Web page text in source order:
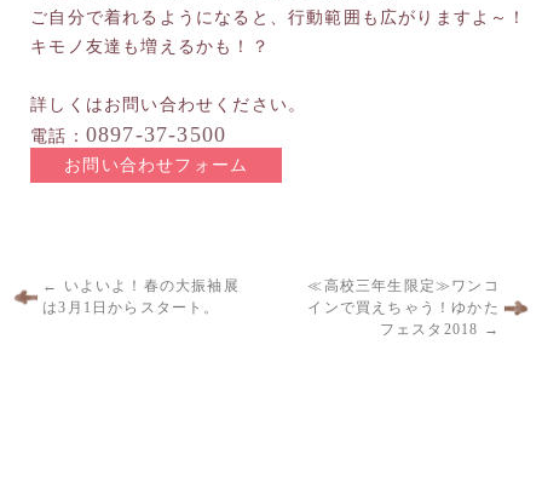
ご自分で着れるようになると、行動範囲も広がりますよ～！
キモノ友達も増えるかも！？
詳しくはお問い合わせください。
電話： 0897-37-3500
お問い合わせフォーム
←
いよいよ！春の大振袖展
は3月1日からスタート。
≪高校三年生限定≫ワンコ
インで買えちゃう！ゆかた
フェスタ2018 →